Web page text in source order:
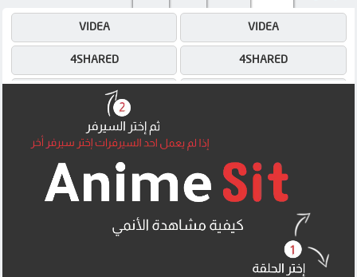
UQLOAD
MEGA
VIDEA
VIDEA
4SHARED
4SHARED
DRIVE